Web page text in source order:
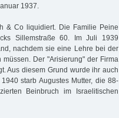
1937.
& Co liquidiert. Die Familie Peine
Sillemstraße 60. Im Juli 1939
nachdem sie eine Lehre bei der
Der "Arisierung" der Firma
Aus diesem Grund wurde ihr auch
starb Augustes Mutter, die 88-
Beinbruch im Israelitischen